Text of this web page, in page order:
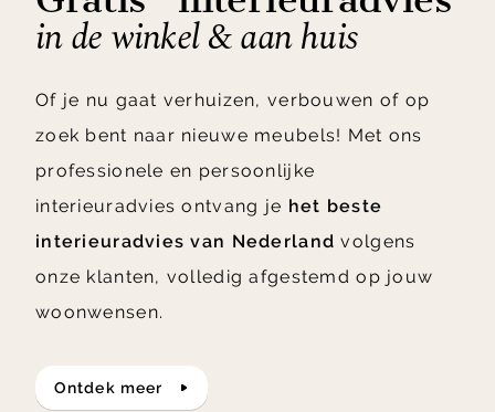
in de winkel & aan huis
Of je nu gaat verhuizen, verbouwen of op
zoek bent naar nieuwe meubels! Met ons
professionele en persoonlijke
interieuradvies ontvang je het beste
interieuradvies van Nederland volgens
onze klanten, volledig afgestemd op jouw
woonwensen.
ontdek meer